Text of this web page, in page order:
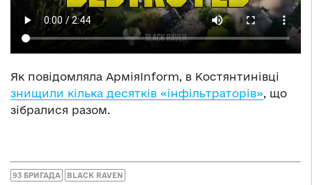
Як повідомляла АрміяInform, в Костянтинівці
знищили кілька десятків «інфільтраторів», що
зібралися разом.
93 БРИГАДА BLACK RAVEN